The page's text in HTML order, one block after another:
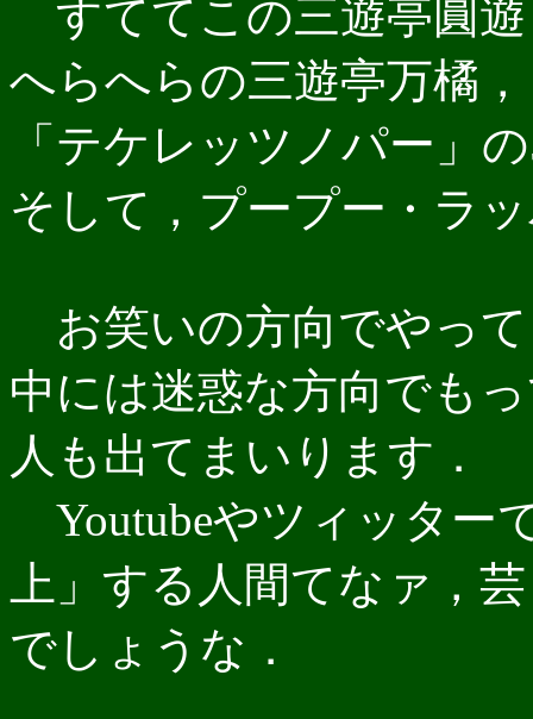
すててこの三遊亭圓
へらへらの三遊亭万橘，
「テケレッツノパー」
そして，プープー・ラ
お笑いの方向でやっ
中には迷惑な方向でも
人も出てまいります．
Youtubeやツィッター
上」する人間てなァ，
でしょうな．